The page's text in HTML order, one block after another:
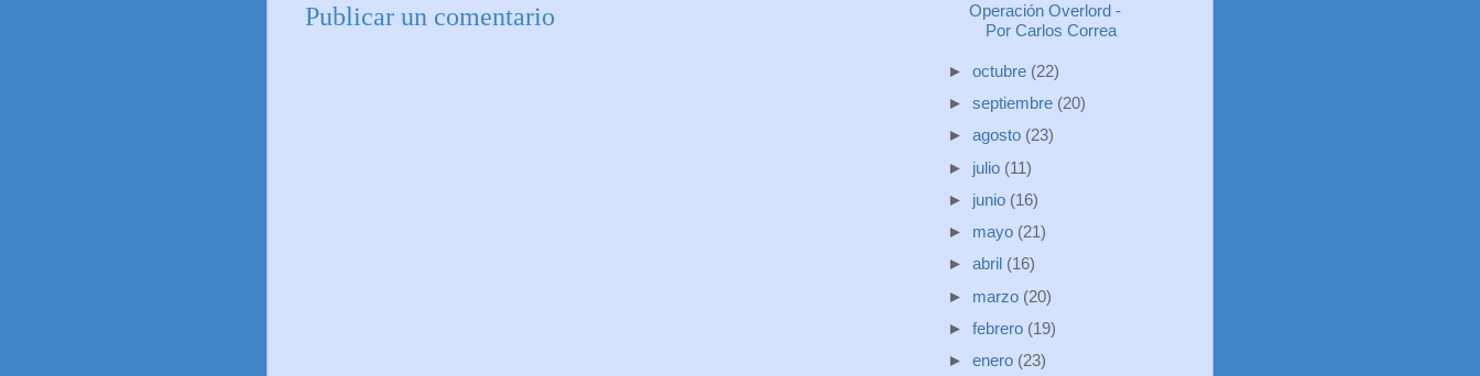
Publicar un comentario
Operación Overlord -
Por Carlos Correa
► octubre (22)
► septiembre (20)
► agosto (23)
► julio (11)
► junio (16)
► mayo (21)
► abril (16)
► marzo (20)
► febrero (19)
► enero (23)